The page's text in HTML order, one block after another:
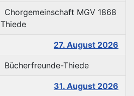
Chorgemeinschaft MGV 1868
Thiede
27. August 2026
Bücherfreunde-Thiede
31. August 2026